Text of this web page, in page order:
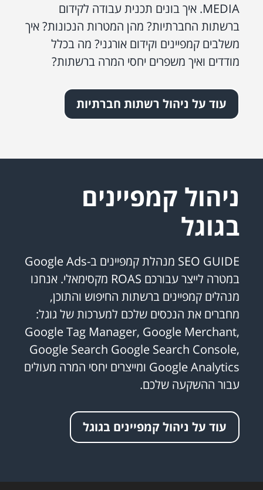
MEDIA. איך בונים תכנית עבודה לקידום
ברשתות החברתיות? מהן המטרות הנכונות? איך
משלבים קמפיינים וקידום אורגני? מה בכלל
מודדים ואיך משפרים יחסי המרה ברשתות?
עוד על ניהול רשתות חברתיות
ניהול קמפיינים
בגוגל
SEO GUIDE מנהלת קמפיינים ב-Google Ads
במטרה לייצר עבורכם ROAS מקסימאלי. אנחנו
מנהלים קמפיינים ברשתות החיפוש והתוכן,
מחברים את הנכסים שלכם למערכות של גוגל:
Google Tag Manager, Google Merchant,
Google Search Google Search Console,
Google Analytics ומייצרים יחסי המרה מעולים
עבור ההשקעה שלכם.
עוד על ניהול קמפיינים בגוגל